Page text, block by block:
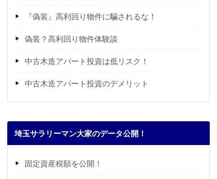
『偽装』高利回り物件に騙されるな！
偽装？高利回り物件体験談
中古木造アパート投資は低リスク！
中古木造アパート投資のデメリット
埼玉サラリーマン大家のデータ公開！
固定資産税額を公開！